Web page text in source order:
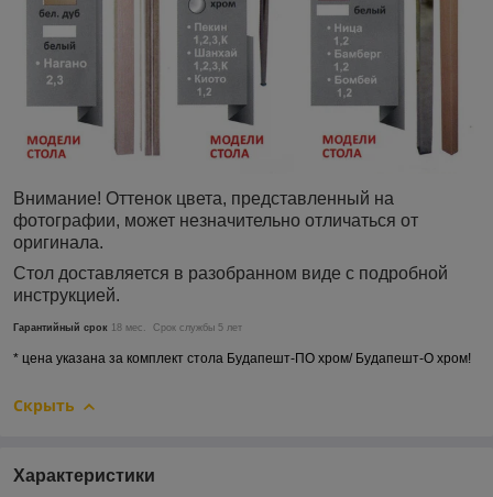
Внимание! Оттенок цвета, представленный на
фотографии, может незначительно отличаться от
оригинала.
Стол доставляется в разобранном виде с подробной
инструкцией.
Гарантийный срок 18 мес. Срок службы 5 лет
* цена указана за комплект стола Будапешт-ПО хром/ Будапешт-О хром!
Скрыть
Характеристики